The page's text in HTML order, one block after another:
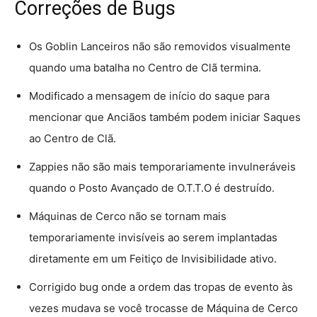
Correções de Bugs
Os Goblin Lanceiros não são removidos visualmente
quando uma batalha no Centro de Clã termina.
Modificado a mensagem de início do saque para
mencionar que Anciãos também podem iniciar Saques
ao Centro de Clã.
Zappies não são mais temporariamente invulneráveis
quando o Posto Avançado de O.T.T.O é destruído.
Máquinas de Cerco não se tornam mais
temporariamente invisíveis ao serem implantadas
diretamente em um Feitiço de Invisibilidade ativo.
Corrigido bug onde a ordem das tropas de evento às
vezes mudava se você trocasse de Máquina de Cerco